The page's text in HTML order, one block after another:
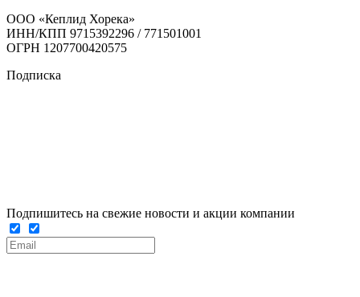
ООО «Кеплид Хорека»
ИНН/КПП 9715392296 / 771501001
ОГРН 1207700420575
Подписка
Подпишитесь на свежие новости и акции компании